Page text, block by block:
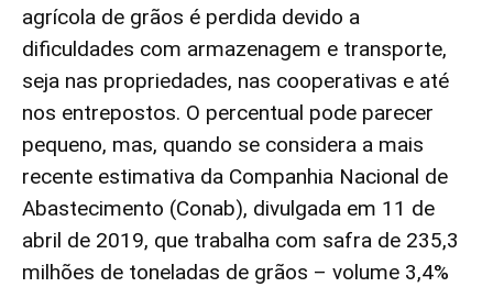
agrícola de grãos é perdida devido a
dificuldades com armazenagem e transporte,
seja nas propriedades, nas cooperativas e até
nos entrepostos. O percentual pode parecer
pequeno, mas, quando se considera a mais
recente estimativa da Companhia Nacional de
Abastecimento (Conab), divulgada em 11 de
abril de 2019, que trabalha com safra de 235,3
milhões de toneladas de grãos – volume 3,4%